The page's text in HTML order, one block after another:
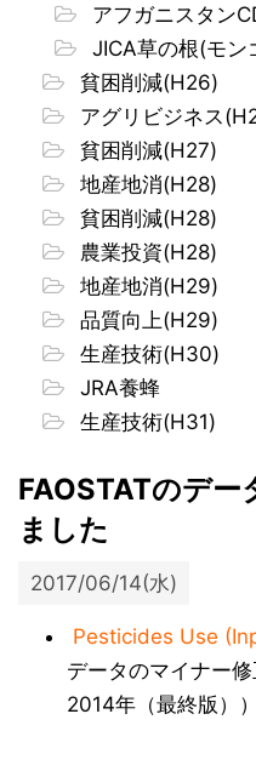
アフガニスタン
JICA草の根(モン
貧困削減(H26)
アグリビジネス
貧困削減(H27)
地産地消(H28)
貧困削減(H28)
農業投資(H28)
地産地消(H29)
品質向上(H29)
生産技術(H30)
JRA養蜂
生産技術(H31)
FAOSTATのデ
ました
2017/06/14(水)
Pesticides Use
データのマイナー
2014年（最終版））